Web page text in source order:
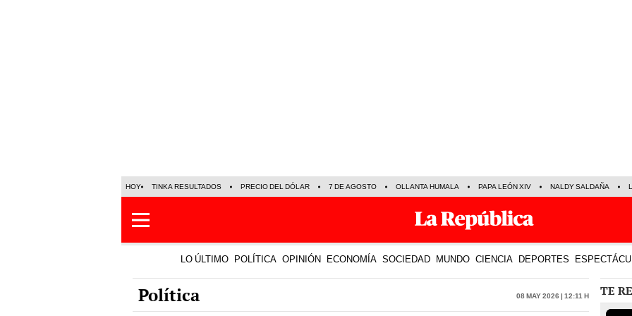
HOY TINKA RESULTADOS PRECIO DEL DÓLAR 7 DE AGOSTO OLLANTA HUMALA PAPA LEÓN XIV NALDY SALDAÑA
LO ÚLTIMO POLÍTICA OPINIÓN ECONOMÍA SOCIEDAD MUNDO CIENCIA DEPORTES
Política 08 May 2026 | 12:11 h TE